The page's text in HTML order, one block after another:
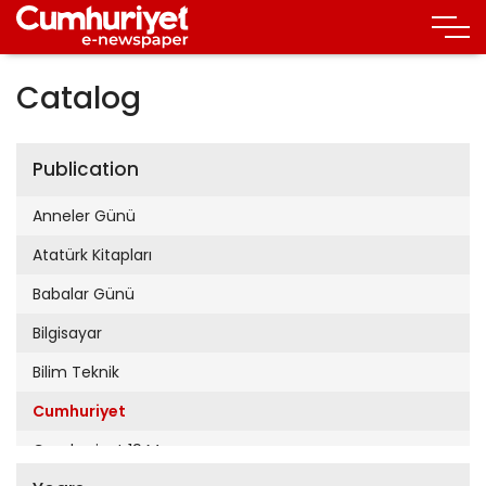
Catalog
Publication
Anneler Günü
Atatürk Kitapları
Babalar Günü
Bilgisayar
Bilim Teknik
Cumhuriyet
Cumhuriyet 19 Mayıs